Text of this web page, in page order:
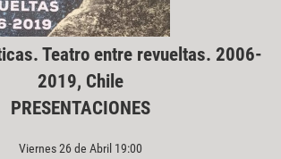
Teatro entre revueltas. 2006-
2019, Chile
PRESENTACIONES
Viernes 26 de Abril 19:00